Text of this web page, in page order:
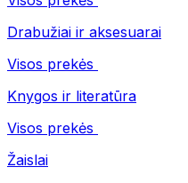
Drabužiai ir aksesuarai
Visos prekės
Knygos ir literatūra
Visos prekės
Žaislai